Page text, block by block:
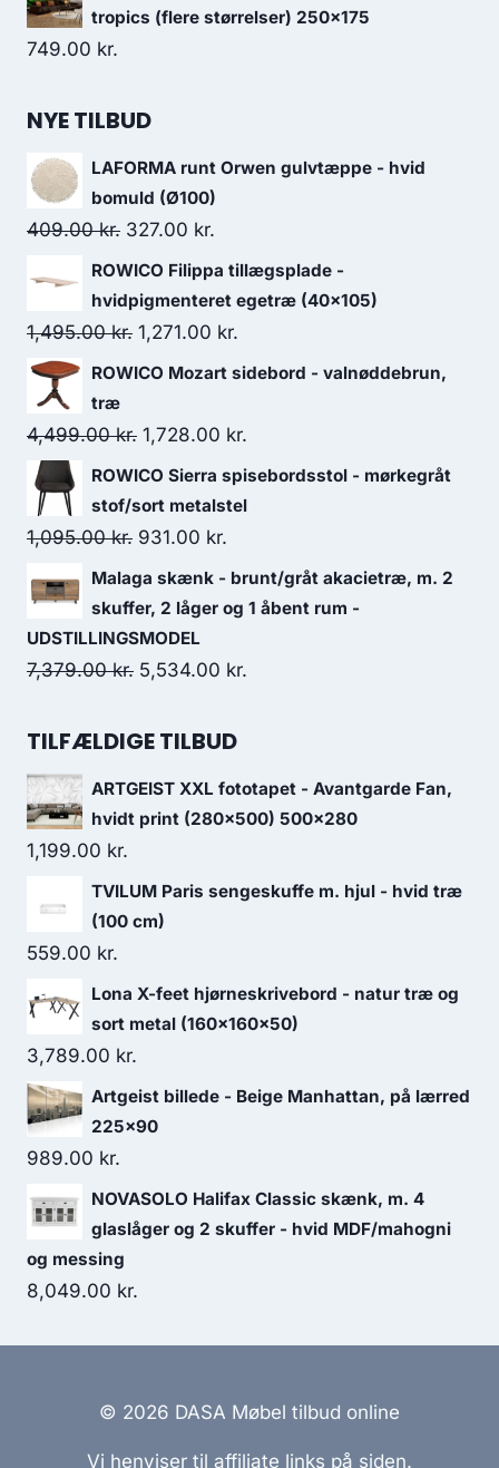
tropics (flere størrelser) 250x175
749.00 kr.
NYE TILBUD
LAFORMA runt Orwen gulvtæppe - hvid
bomuld (Ø100)
409.00kr. 327.00 kr.
ROWICO Filippa tillægsplade -
hvidpigmenteret egetræ (40x105)
1,495.00kr. 1,271.00 kr.
ROWICO Mozart sidebord - valnøddebrun,
træ
4,499.00kr. 1,728.00 kr.
ROWICO Sierra spisebordsstol - mørkegråt
stof/sort metalstel
1,095.00kr. 931.00 kr.
Malaga skænk - brunt/gråt akacietræ, m. 2
skuffer, 2 låger og 1 åbent rum -
UDSTILLINGSMODEL
7,379.00kr. 5,534.00 kr.
TILFÆLDIGE TILBUD
ARTGEIST XXL fototapet - Avantgarde Fan,
hvidt print (280x500) 500x280
1,199.00 kr.
TVILUM Paris sengeskuffe m. hjul - hvid træ
(100 cm)
559.00 kr.
Lona X-feet hjørneskrivebord - natur træ og
sort metal (160x160x50)
3,789.00 kr.
Artgeist billede - Beige Manhattan, på lærred
225x90
989.00 kr.
NOVASOLO Halifax Classic skænk, m. 4
glaslåger og 2 skuffer - hvid MDF/mahogni
og messing
8,049.00 kr.
© 2026 DASA Møbel tilbud online
Vi henviser til affiliate links på siden.